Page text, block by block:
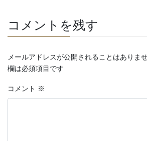
コメントを残す
メールアドレスが公開されることはありませ
欄は必須項目です
コメント ※